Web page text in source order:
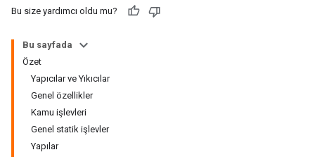
Bu size yardımcı oldu mu?
Bu sayfada
Özet
Yapıcılar ve Yıkıcılar
Genel özellikler
Kamu işlevleri
Genel statik işlevler
Yapılar